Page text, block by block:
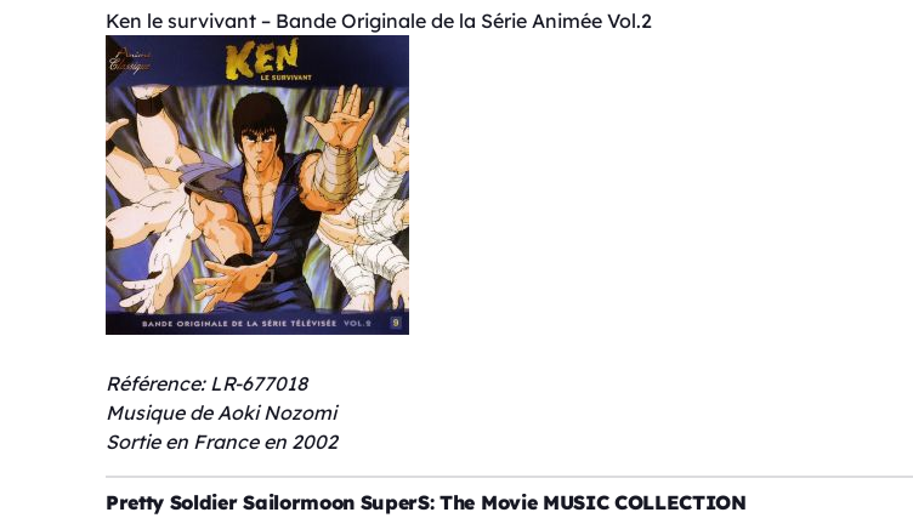
Ken le survivant – Bande Originale de la Série Animée Vol.2
Référence: LR-677018
Musique de Aoki Nozomi
Sortie en France en 2002
Pretty Soldier Sailormoon SuperS: The Movie MUSIC COLLECTION